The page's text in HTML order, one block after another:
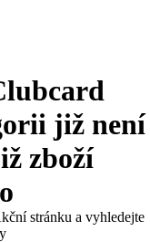
již není
zboží
stránku a vyhledejte